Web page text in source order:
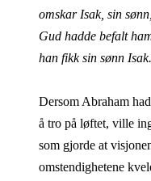
omskar Isak, sin
Gud hadde befalt
han fikk sin sønn
Dersom Abraham
å tro på løftet, ville
som gjorde at
omstendighetene